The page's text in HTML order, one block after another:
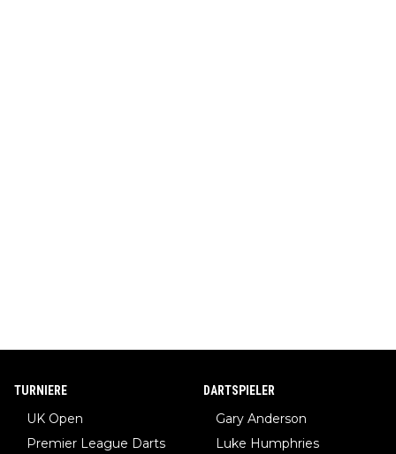
TURNIERE
UK Open
Premier League Darts
DARTSPIELER
Gary Anderson
Luke Humphries